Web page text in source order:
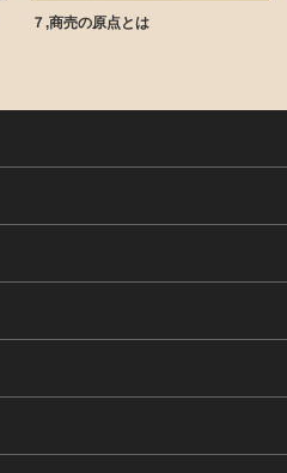
７,商売の原点とは